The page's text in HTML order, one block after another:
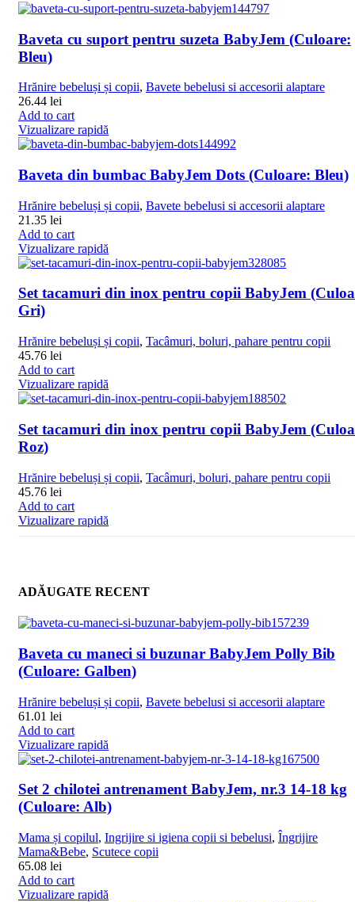
Baveta cu suport pentru suzeta BabyJem (Culoare:
Bleu)
Hrănire bebeluși și copii, Bavete bebelusi si accesorii alaptare
26.44 lei
Add to cart
Vizualizare rapidă
Baveta din bumbac BabyJem Dots (Culoare: Bleu)
Hrănire bebeluși și copii, Bavete bebelusi si accesorii alaptare
21.35 lei
Add to cart
Vizualizare rapidă
Set tacamuri din inox pentru copii BabyJem
Gri)
Hrănire bebeluși și copii, Tacâmuri, boluri, pahare pentru copii
45.76 lei
Add to cart
Vizualizare rapidă
Set tacamuri din inox pentru copii BabyJem
Roz)
Hrănire bebeluși și copii, Tacâmuri, boluri, pahare pentru copii
45.76 lei
Add to cart
Vizualizare rapidă
ADĂUGATE RECENT
Baveta cu maneci si buzunar BabyJem Polly Bib
(Culoare: Galben)
Hrănire bebeluși și copii, Bavete bebelusi si accesorii alaptare
61.01 lei
Add to cart
Vizualizare rapidă
Set 2 chilotei antrenament BabyJem, nr.3 14-18 kg
(Culoare: Alb)
Mama și copilul, Ingrijire si igiena copii si bebelusi, Îngrijire
Mama&Bebe, Scutece copii
65.08 lei
Add to cart
Vizualizare rapidă